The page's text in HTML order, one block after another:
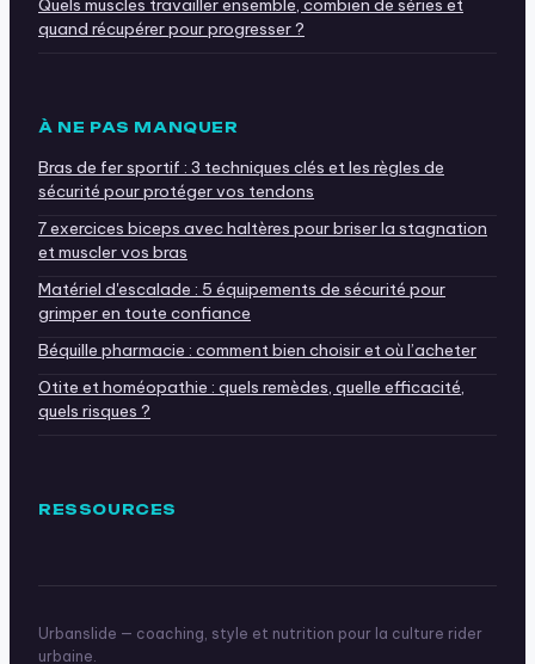
Quels muscles travailler ensemble, combien de séries et
quand récupérer pour progresser ?
À NE PAS MANQUER
Bras de fer sportif : 3 techniques clés et les règles de
sécurité pour protéger vos tendons
7 exercices biceps avec haltères pour briser la stagnation
et muscler vos bras
Matériel d'escalade : 5 équipements de sécurité pour
grimper en toute confiance
Béquille pharmacie : comment bien choisir et où l’acheter
Otite et homéopathie : quels remèdes, quelle efficacité,
quels risques ?
RESSOURCES
Urbanslide — coaching, style et nutrition pour la culture rider
urbaine.